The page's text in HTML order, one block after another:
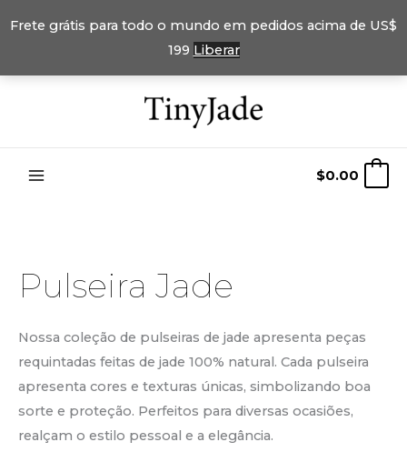
Frete grátis para todo o mundo em pedidos acima de US$
199 Liberar
$0.00
Pulseira Jade
Nossa coleção de pulseiras de jade apresenta peças
requintadas feitas de jade 100% natural. Cada pulseira
apresenta cores e texturas únicas, simbolizando boa
sorte e proteção. Perfeitos para diversas ocasiões,
realçam o estilo pessoal e a elegância.